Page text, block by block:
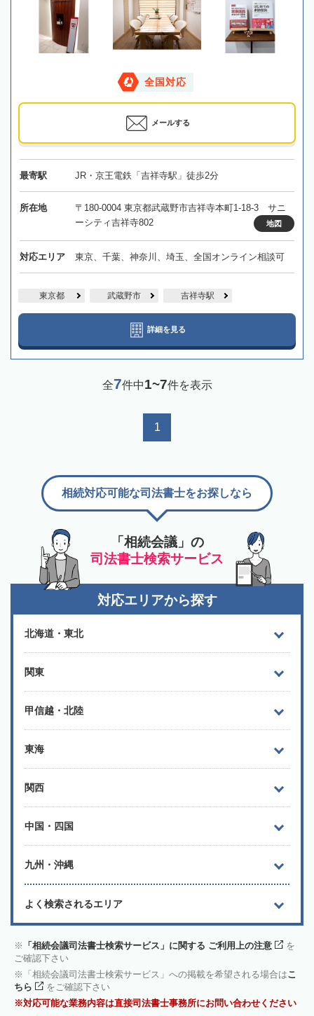
全国対応
メールする
最寄駅 JR・京王電鉄「吉祥寺駅」徒歩2分
所在地
〒180-0004 東京都武蔵野市吉祥寺本町1-18-3 サニ
ーシティ吉祥寺802
地図
対応エリア 東京、千葉、神奈川、埼玉、全国オンライン相談可
東京都 武蔵野市 吉祥寺駅
詳細を見る
全7件中1~7件を表示
1
「相続会議」の
司法書士検索サービス
相続対応可能な司法書士をお探しなら
対応エリアから探す
北海道・東北
関東
甲信越・北陸
東海
関西
中国・四国
九州・沖縄
よく検索されるエリア
「相続会議司法書士検索サービス」に関する ご利用上の注意
を
ご確認下さい
「相続会議司法書士検索サービス」への掲載を希望される場合はこ
ちら
をご確認下さい
対応可能な業務内容は直接司法書士事務所にお問い合わせください